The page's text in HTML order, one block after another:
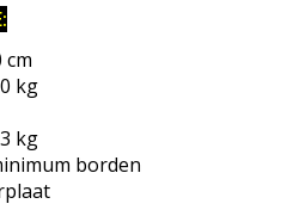
cm
kg
kg
borden